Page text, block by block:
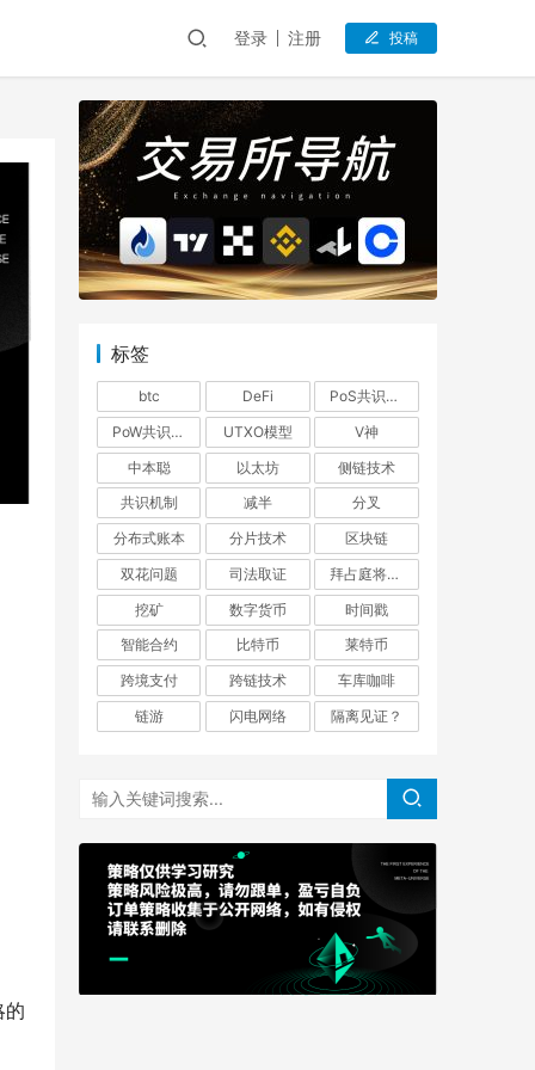
登录 注册 投稿
标签
btc DeFi
PoS共识机制
PoW共识机制
UTXO模型
V神
中本聪
以太坊
侧链技术
共识机制
减半
分叉
分布式账本
分片技术
区块链
双花问题
司法取证
拜占庭将军问题
挖矿
数字货币
时间戳
智能合约
比特币
莱特币
跨境支付
跨链技术
车库咖啡
链游
闪电网络 隔离见证？